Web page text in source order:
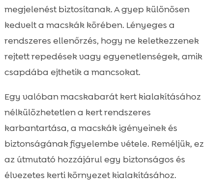
megjelenést biztosítanak. A gyep különösen
kedvelt a macskák körében. Lényeges a
rendszeres ellenőrzés, hogy ne keletkezzenek
rejtett repedések vagy egyenetlenségek, amik
csapdába ejthetik a mancsokat.
Egy valóban macskabarát kert kialakításához
nélkülözhetetlen a kert rendszeres
karbantartása, a macskák igényeinek és
biztonságának figyelembe vétele. Reméljük, ez
az útmutató hozzájárul egy biztonságos és
élvezetes kerti környezet kialakításához.